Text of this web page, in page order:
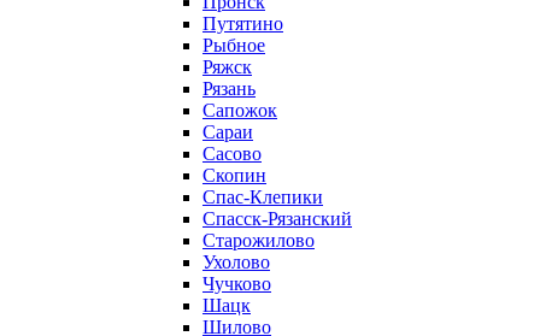
Путятино
Рыбное
Ряжск
Рязань
Сапожок
Сараи
Сасово
Скопин
Спас-Клепики
Спасск-Рязанский
Старожилово
Ухолово
Чучково
Шацк
Шилово